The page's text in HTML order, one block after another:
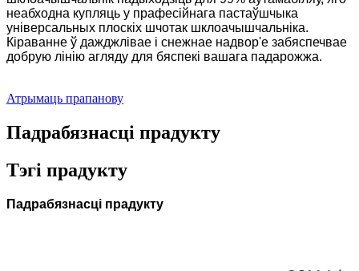
неабходна купляць у прафесійнага пастаўшчыка
універсальных плоскіх шчотак шклоачышчальніка.
Кіраванне ў дажджлівае і снежнае надвор'е забяспечвае
добрую лінію агляду для бяспекі вашага падарожжа.
Атрымаць прапанову
Падрабязнасці прадукту
Тэгі прадукту
Падрабязнасці прадукту